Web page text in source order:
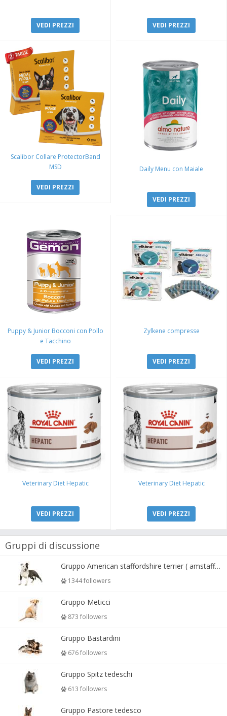
VEDI PREZZI VEDI PREZZI
Scalibor Collare ProtectorBand
MSD
VEDI PREZZI
Daily Menu con Maiale
VEDI PREZZI
Puppy & Junior Bocconi con Pollo
e Tacchino
VEDI PREZZI
Zylkene compresse
VEDI PREZZI
Veterinary Diet Hepatic
VEDI PREZZI
Veterinary Diet Hepatic
VEDI PREZZI
Gruppi di discussione
Gruppo American staffordshire terrier ( amstaff, amastaff )
1344 followers
Gruppo Meticci
873 followers
Gruppo Bastardini
676 followers
Gruppo Spitz tedeschi
613 followers
Gruppo Pastore tedesco